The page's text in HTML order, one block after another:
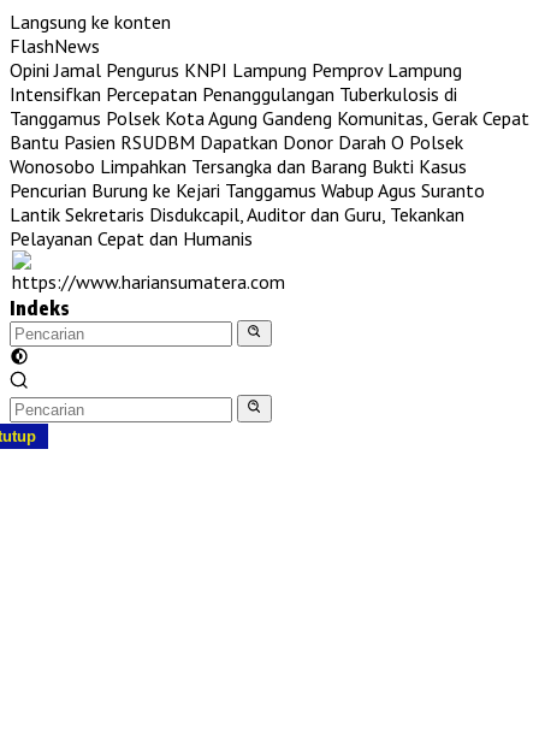
Langsung ke konten
FlashNews
Opini Jamal Pengurus KNPI Lampung Pemprov Lampung
Intensifkan Percepatan Penanggulangan Tuberkulosis di
Tanggamus Polsek Kota Agung Gandeng Komunitas, Gerak Cepat
Bantu Pasien RSUDBM Dapatkan Donor Darah O Polsek
Wonosobo Limpahkan Tersangka dan Barang Bukti Kasus
Pencurian Burung ke Kejari Tanggamus Wabup Agus Suranto
Lantik Sekretaris Disdukcapil, Auditor dan Guru, Tekankan
Pelayanan Cepat dan Humanis
Indeks